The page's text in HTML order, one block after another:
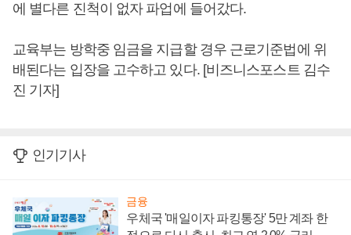
에 별다른 진척이 없자 파업에 들어갔다.
교육부는 방학중 임금을 지급할 경우 근로기준법에 위
배된다는 입장을 고수하고 있다. [비즈니스포스트 김수
진 기자]
인기기사
금융
우체국 '매일이자 파킹통장' 5만 계좌 한